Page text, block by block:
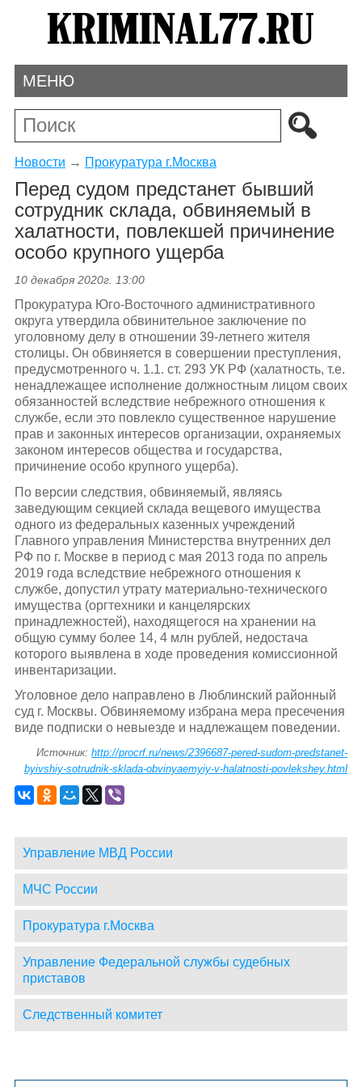
МЕНЮ
Новости → Прокуратура г.Москва
Перед судом предстанет бывший
сотрудник склада, обвиняемый в
халатности, повлекшей причинение
особо крупного ущерба
10 декабря 2020г. 13:00
Прокуратура Юго-Восточного административного
округа утвердила обвинительное заключение по
уголовному делу в отношении 39-летнего жителя
столицы. Он обвиняется в совершении преступления,
предусмотренного ч. 1.1. ст. 293 УК РФ (халатность, т.е.
ненадлежащее исполнение должностным лицом своих
обязанностей вследствие небрежного отношения к
службе, если это повлекло существенное нарушение
прав и законных интересов организации, охраняемых
законом интересов общества и государства,
причинение особо крупного ущерба).
По версии следствия, обвиняемый, являясь
заведующим секцией склада вещевого имущества
одного из федеральных казенных учреждений
Главного управления Министерства внутренних дел
РФ по г. Москве в период с мая 2013 года по апрель
2019 года вследствие небрежного отношения к
службе, допустил утрату материально-технического
имущества (оргтехники и канцелярских
принадлежностей), находящегося на хранении на
общую сумму более 14, 4 млн рублей, недостача
которого выявлена в ходе проведения комиссионной
инвентаризации.
Уголовное дело направлено в Люблинский районный
суд г. Москвы. Обвиняемому избрана мера пресечения
виде подписки о невыезде и надлежащем поведении.
Источник:http://procrf.ru/news/2396687-pered-sudom-predstanet-
byivshiy-sotrudnik-sklada-obvinyaemyiy-v-halatnosti-povlekshey.html
Управление МВД России
МЧС России
Прокуратура г.Москва
Управление Федеральной службы судебных
приставов
Следственный комитет